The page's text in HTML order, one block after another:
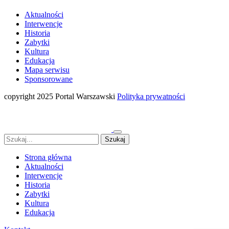
Aktualności
Interwencje
Historia
Zabytki
Kultura
Edukacja
Mapa serwisu
Sponsorowane
copyright 2025 Portal Warszawski Polityka prywatności
Strona główna
Aktualności
Interwencje
Historia
Zabytki
Kultura
Edukacja